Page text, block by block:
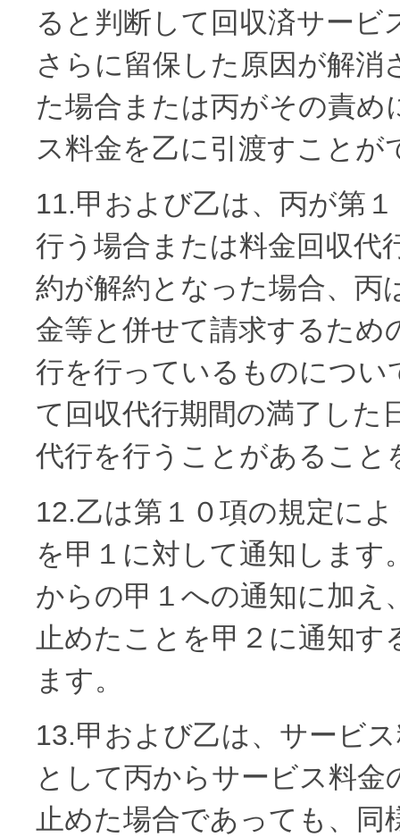
ると判断して回収済サービ
さらに留保した原因が解
た場合または丙がその責
ス料金を乙に引渡すこと
11.甲および乙は、丙が第
行う場合または料金回収代
約が解約となった場合、丙
金等と併せて請求するため
行を行っているものにつ
て回収代行期間の満了した
代行を行うことがあること
12.乙は第１０項の規定に
を甲１に対して通知しま
からの甲１への通知に加え
止めたことを甲２に通知
ます。
13.甲および乙は、サービ
として丙からサービス料
止めた場合であっても、同